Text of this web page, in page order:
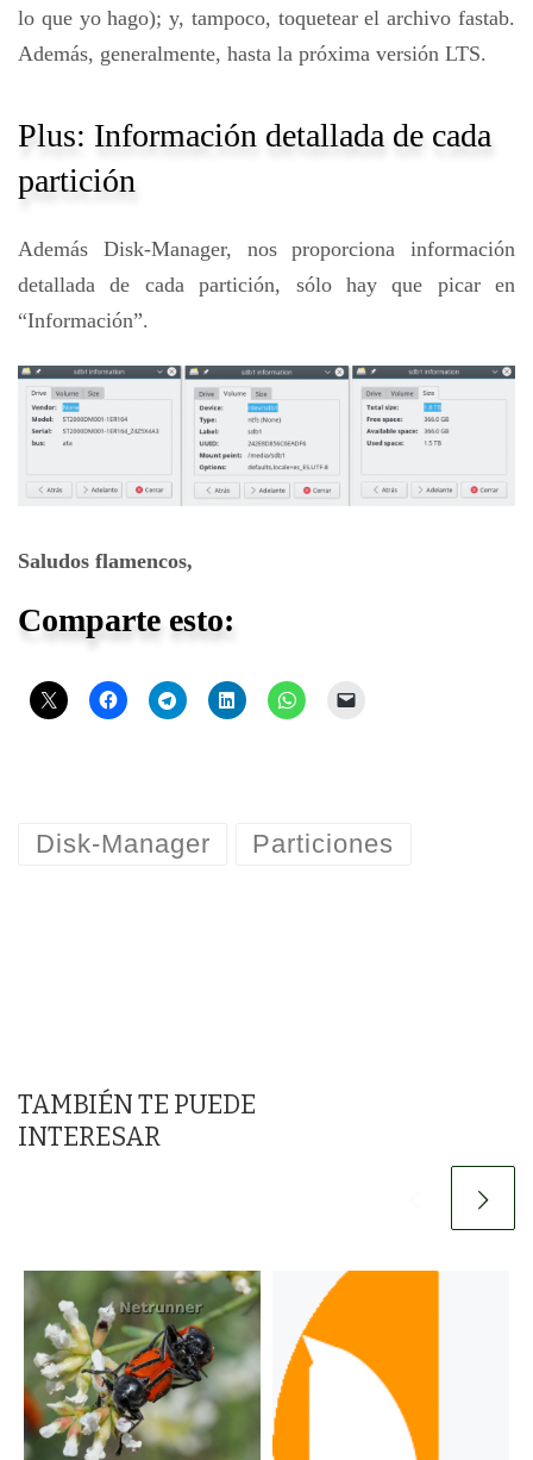
lo que yo hago); y, tampoco, toquetear el archivo fastab.
Además, generalmente, hasta la próxima versión LTS.
Plus: Información detallada de cada
partición
Además Disk-Manager, nos proporciona información
detallada de cada partición, sólo hay que picar en
“Información”.
Saludos flamencos,
Comparte esto:
Disk-Manager Particiones
TAMBIÉN TE PUEDE
INTERESAR